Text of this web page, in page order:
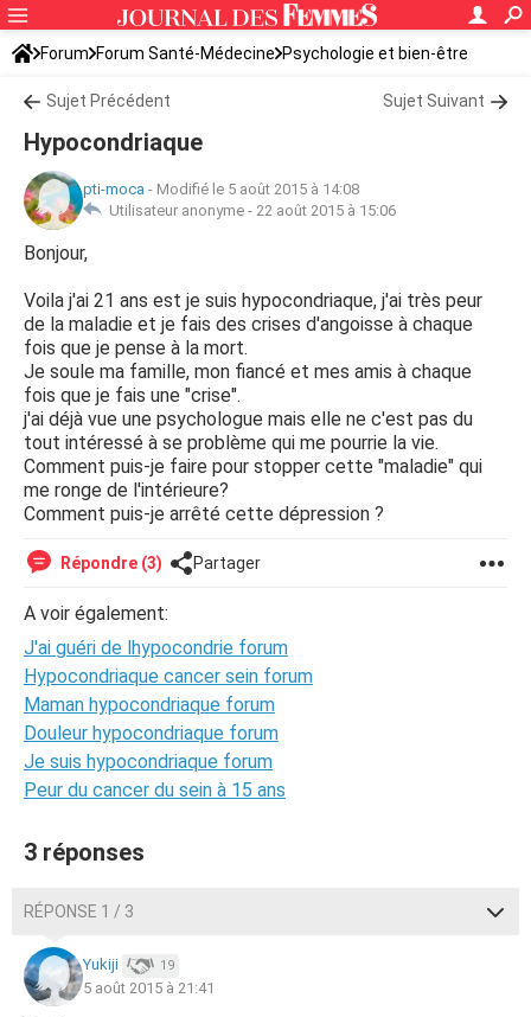
Forum Forum Santé-Médecine Psychologie et bien-être
Sujet Précédent Sujet Suivant
Hypocondriaque
pti-moca - Modifié le 5 août 2015 à 14:08
Utilisateur anonyme - 22 août 2015 à 15:06
Bonjour,
Voila j'ai 21 ans est je suis hypocondriaque, j'ai très peur
de la maladie et je fais des crises d'angoisse à chaque
fois que je pense à la mort.
Je soule ma famille, mon fiancé et mes amis à chaque
fois que je fais une "crise".
j'ai déjà vue une psychologue mais elle ne c'est pas du
tout intéressé à se problème qui me pourrie la vie.
Comment puis-je faire pour stopper cette "maladie" qui
me ronge de l'intérieure?
Comment puis-je arrêté cette dépression ?
Répondre (3) Partager
A voir également:
J'ai guéri de lhypocondrie forum
Hypocondriaque cancer sein forum
Maman hypocondriaque forum
Douleur hypocondriaque forum
Je suis hypocondriaque forum
Peur du cancer du sein à 15 ans
3 réponses
RÉPONSE 1 / 3
Yukiji 19
5 août 2015 à 21:41